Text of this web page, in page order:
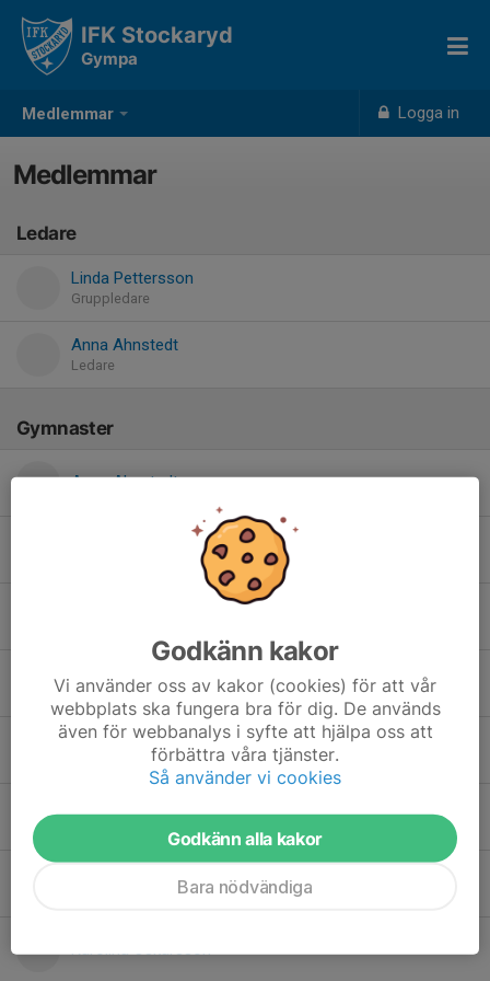
Medlemmar Logga in
IFK Stockaryd
Gympa
Medlemmar
Ledare
Linda Pettersson
Gruppledare
Anna Ahnstedt
Ledare
Gymnaster
Anna Ahnstedt
Ann-Sofie Fransson
Elin Henriksson
Emma Gustavsson
Emma Holmstedt
Karolina Oskarsson
Godkänn kakor
Vi använder oss av kakor (cookies) för att vår
webbplats ska fungera bra för dig. De används
även för webbanalys i syfte att hjälpa oss att
förbättra våra tjänster.
Så använder vi cookies
Godkänn alla kakor
Bara nödvändiga